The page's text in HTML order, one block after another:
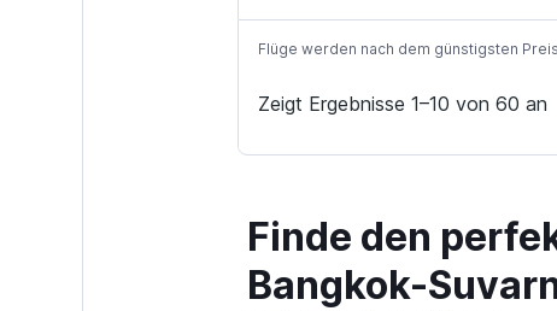
Flüge werden nach dem günstigsten
Zeigt Ergebnisse 1–10 von 60 an
Finde den
Bangkok-